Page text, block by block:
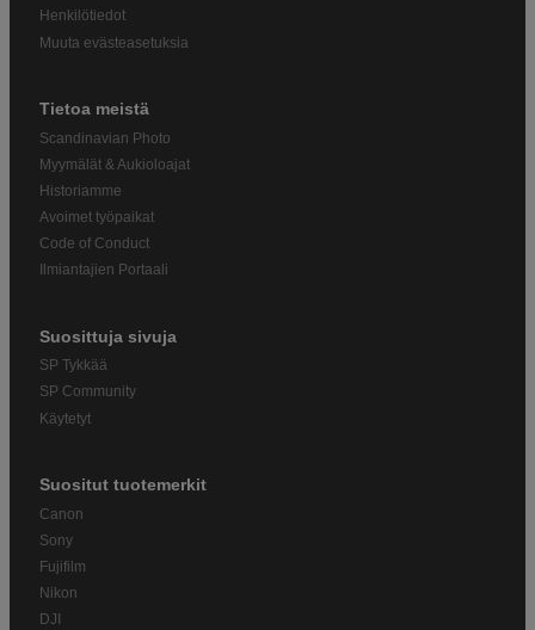
Henkilötiedot
Muuta evästeasetuksia
Tietoa meistä
Scandinavian Photo
Myymälät & Aukioloajat
Historiamme
Avoimet työpaikat
Code of Conduct
Ilmiantajien Portaali
Suosittuja sivuja
SP Tykkää
SP Community
Käytetyt
Suositut tuotemerkit
Canon
Sony
Fujifilm
Nikon
DJI